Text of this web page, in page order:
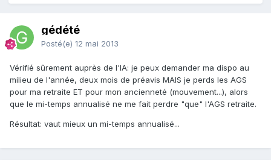
gédété
Posté(e) 12 mai 2013
Vérifié sûrement auprès de l'IA: je peux demander ma dispo au
milieu de l'année, deux mois de préavis MAIS je perds les AGS
pour ma retraite ET pour mon ancienneté (mouvement...), alors
que le mi-temps annualisé ne me fait perdre "que" l'AGS retraite.
Résultat: vaut mieux un mi-temps annualisé...